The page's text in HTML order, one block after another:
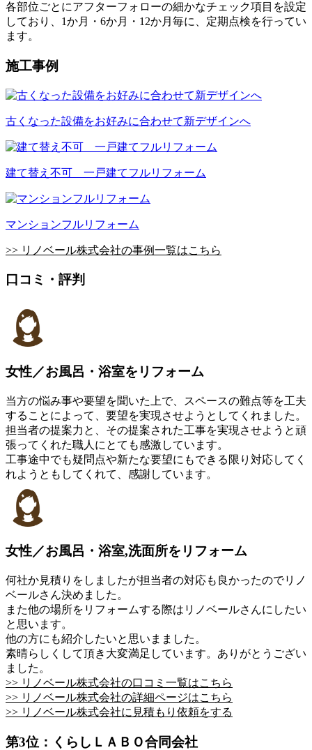
各部位ごとにアフターフォローの細かなチェック項目を設定
しており、1か月・6か月・12か月毎に、定期点検を行ってい
ます。
施工事例
古くなった設備をお好みに合わせて新デザインへ
建て替え不可 一戸建てフルリフォーム
マンションフルリフォーム
>> リノベール株式会社の事例一覧はこちら
口コミ・評判
女性／お風呂・浴室をリフォーム
当方の悩み事や要望を聞いた上で、スペースの難点等を工夫
することによって、要望を実現させようとしてくれました。
担当者の提案力と、その提案された工事を実現させようと頑
張ってくれた職人にとても感激しています。
工事途中でも疑問点や新たな要望にもできる限り対応してく
れようともしてくれて、感謝しています。
女性／お風呂・浴室,洗面所をリフォーム
何社か見積りをしましたが担当者の対応も良かったのでリノ
ベールさん決めました。
また他の場所をリフォームする際はリノベールさんにしたい
と思います。
他の方にも紹介したいと思いまました。
素晴らしくして頂き大変満足しています。ありがとうござい
ました。
>> リノベール株式会社の口コミ一覧はこちら
>> リノベール株式会社の詳細ページはこちら
>> リノベール株式会社に見積もり依頼をする
第3位：くらしＬＡＢＯ合同会社